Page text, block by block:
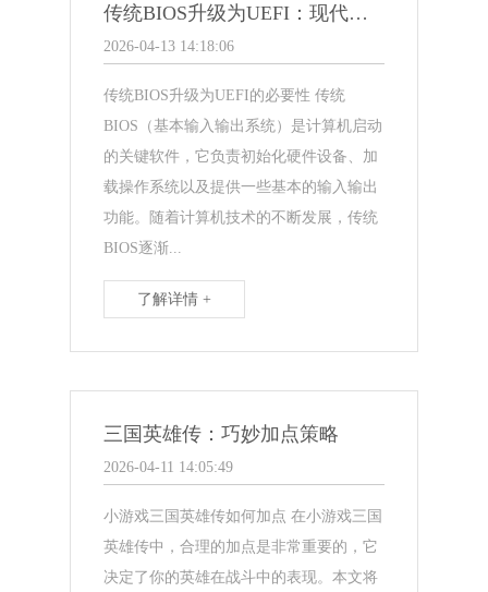
传统BIOS升级为UEFI：现代化引擎揭开新篇章
2026-04-13 14:18:06
传统BIOS升级为UEFI的必要性 传统
BIOS（基本输入输出系统）是计算机启动
的关键软件，它负责初始化硬件设备、加
载操作系统以及提供一些基本的输入输出
功能。随着计算机技术的不断发展，传统
BIOS逐渐...
了解详情 +
三国英雄传：巧妙加点策略
2026-04-11 14:05:49
小游戏三国英雄传如何加点 在小游戏三国
英雄传中，合理的加点是非常重要的，它
决定了你的英雄在战斗中的表现。本文将